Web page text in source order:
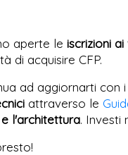
aperte le iscrizioni
di acquisire CFP.
ad aggiornarti con i
attraverso le
l'architettura. Investi